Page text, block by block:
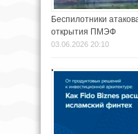
Беспилотники
открытия ПМЭФ
03.06.2026 20:10